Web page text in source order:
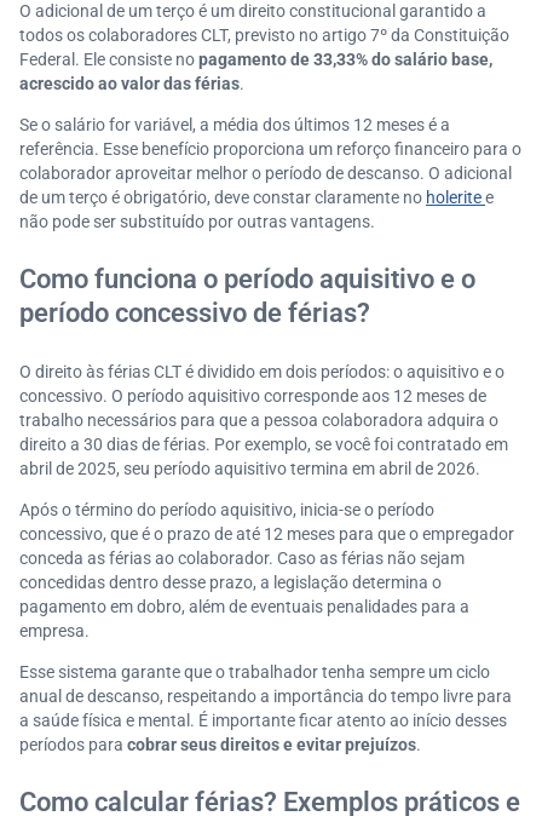
O adicional de um terço é um direito constitucional garantido a
todos os colaboradores CLT, previsto no artigo 7º da Constituição
Federal. Ele consiste nopagamento de 33,33% do salário base,
acrescido ao valor das férias.
Se o salário for variável, a média dos últimos 12 meses é a
referência. Esse benefício proporciona um reforço financeiro para o
colaborador aproveitar melhor o período de descanso. O adicional
de um terço é obrigatório, deve constar claramente no holeritee
não pode ser substituído por outras vantagens.
Como funciona o período aquisitivo e o
período concessivo de férias?
O direito às férias CLT é dividido em dois períodos: o aquisitivo e o
concessivo. O período aquisitivo corresponde aos 12 meses de
trabalho necessários para que a pessoa colaboradora adquira o
direito a 30 dias de férias. Por exemplo, se você foi contratado em
abril de 2025, seu período aquisitivo termina em abril de 2026.
Após o término do período aquisitivo, inicia-se o período
concessivo, que é o prazo de até 12 meses para que o empregador
conceda as férias ao colaborador. Caso as férias não sejam
concedidas dentro desse prazo, a legislação determina o
pagamento em dobro, além de eventuais penalidades para a
empresa.
Esse sistema garante que o trabalhador tenha sempre um ciclo
anual de descanso, respeitando a importância do tempo livre para
a saúde física e mental. É importante ficar atento ao início desses
períodos para cobrar seus direitos e evitar prejuízos.
Como calcular férias? Exemplos práticos e